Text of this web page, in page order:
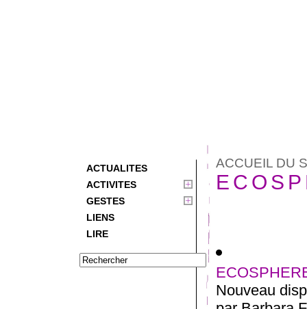
ACTUALITES
ACTIVITES
GESTES
LIENS
LIRE
ACCUEIL DU
Nouveau